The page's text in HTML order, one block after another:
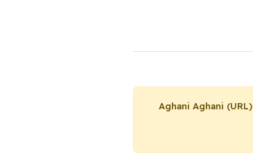
Aghani Aghani (URL)